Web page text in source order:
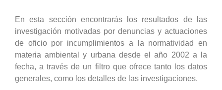
En esta sección encontrarás los resultados de las
investigación motivadas por denuncias y actuaciones
de oficio por incumplimientos a la normatividad en
materia ambiental y urbana desde el año 2002 a la
fecha, a través de un filtro que ofrece tanto los datos
generales, como los detalles de las investigaciones.